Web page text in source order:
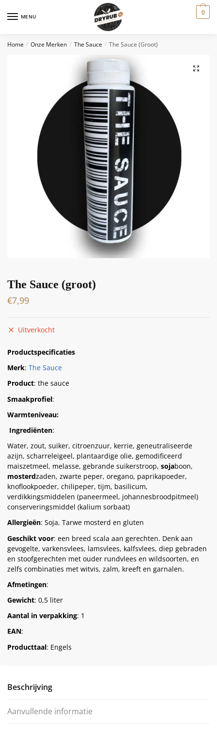
MENU 0
Home / Onze Merken / The Sauce / The Sauce (groot)
The Sauce (groot)
€7,99
Uitverkocht
Productspecificaties
Merk: The Sauce
Product: the sauce
Smaakprofiel:
Warmteniveau:
Ingrediënten:
Water, zout, suiker, citroenzuur, kerrie, geneutraliseerde
azijn, scharreleigeel, plantaardige olie, gemodificeerd
maiszetmeel, melasse, gebrande suikerstroop, sojaboon,
mosterdzaden, zwarte peper, oregano, paprikapoeder,
knoflookpoeder, chilipeper, tijm, basilicum,
verdikkingsmiddelen (paneermeel, johannesbroodpitmeel)
conserveringsmiddel (kalium sorbaat)
Allergieën: Soja, Tarwe mosterd en gluten
Geschikt voor: een breed scala aan gerechten. Denk aan
gevogelte, varkensvlees, lamsvlees, kalfsvlees, diep gebraden
en stoofgerechten met ouder rundvlees en wildsoorten, en
zelfs combinaties met witvis, zalm, kreeft en garnalen.
Afmetingen:
Gewicht: 0,5 liter
Aantal in verpakking: 1
EAN:
Producttaal: Engels
Beschrijving
Aanvullende informatie